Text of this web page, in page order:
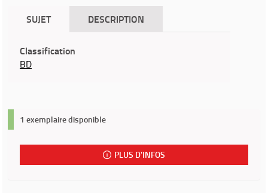
SUJET DESCRIPTION
Classification
BD
1 exemplaire disponible
PLUS D'INFOS